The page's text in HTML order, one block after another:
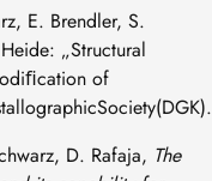
E. Brendler, S.
„Structural
of
D. Rafaja, The